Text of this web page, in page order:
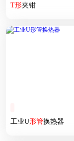
T形夹钳
工业U形管换热器